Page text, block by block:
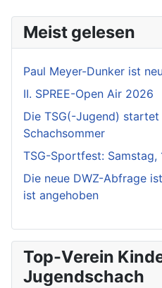
Meist gelesen
Paul Meyer-Dunker ist
II. SPREE-Open Air 2026
Die TSG(-Jugend)
Schachsommer
TSG-Sportfest: Samstag,
Die neue DWZ-Abfrage
ist angehoben
Top-Verein
Jugendschach